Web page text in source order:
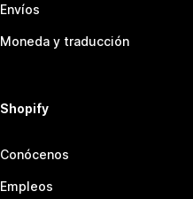
Envíos
Moneda y traducción
Shopify
Conócenos
Empleos